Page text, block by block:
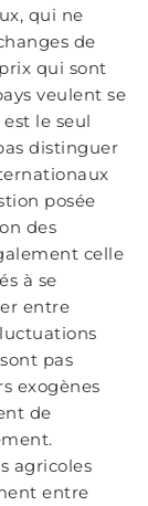
qui ne
de
qui sont
veulent se
est le seul
distinguer
posée
des
celle
à se
entre
pas
exogènes
de
agricoles
entre